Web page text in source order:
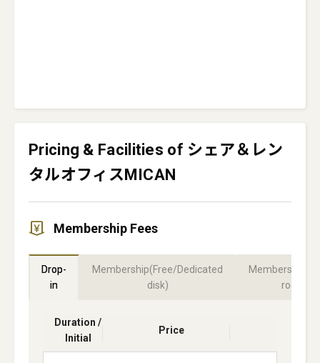
Pricing & Facilities of シェア＆レン
タルオフィスMICAN
Membership Fees
Drop-
in
Membership(Free/Dedicated
disk)
room)
Duration /
Initial
Price